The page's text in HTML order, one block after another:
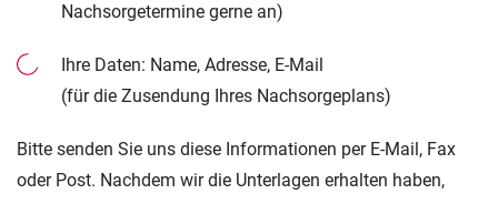
Nachsorgetermine gerne an)
Ihre Daten: Name, Adresse, E-Mail
(für die Zusendung Ihres Nachsorgeplans)
Bitte senden Sie uns diese Informationen per E-Mail, Fax
oder Post. Nachdem wir die Unterlagen erhalten haben,